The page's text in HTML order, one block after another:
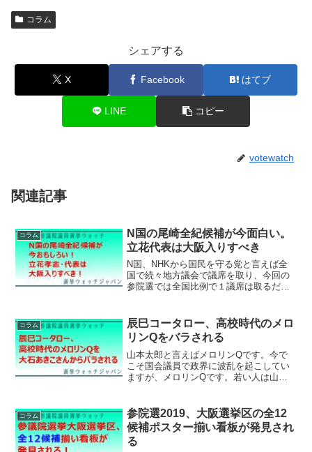
コラム
シェアする
X Facebook はてブ
LINE コピー
votewatch
関連記事
コラム
N国の尾崎全紀候補が今面白い。
立花代表は大阪入りすべき
N国、NHKから国民を守る党と言えば全
国で続々地方議会で議席を取り、今回の
参院選では全国比例で１議席は取るだろ
伝もあったのでしょうが、先日の堺市長
選挙では維新vs反維...
コラム
辰巳コータロー、高校時代のメロ
リンQをバラされる
山本太郎と言えばメロリンQです。今で
こそ国会議員で政界に波乱を起こしてい
ますが、メロリンQです。若い人は山本
もともと芸能界入りする前から有名人。
ビートたけしがやっていた...
コラム
参院選2019、大阪選挙区の全12
候補ポスター揃い看板が発見され
る